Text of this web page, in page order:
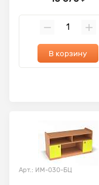
В корзину
Арт.: ИМ-030-БЦ